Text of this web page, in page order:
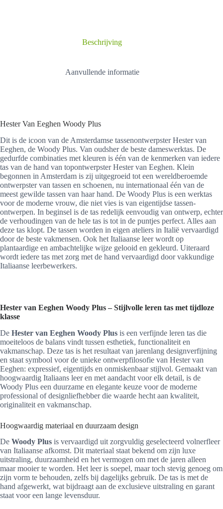
Beschrijving
Aanvullende informatie
Hester Van Eeghen Woody Plus
Dit is de icoon van de Amsterdamse tassenontwerpster Hester van
Eeghen, de Woody Plus. Van oudsher de beste dameswerktas. De
gedurfde combinaties met kleuren is één van de kenmerken van iedere
tas van de hand van topontwerpster Hester van Eeghen. Klein
begonnen in Amsterdam is zij uitgegroeid tot een wereldberoemde
ontwerpster van tassen en schoenen, nu internationaal één van de
meest gewilde tassen van haar hand. De Woody Plus is een werktas
voor de moderne vrouw, die niet vies is van eigentijdse tassen-
ontwerpen. In beginsel is de tas redelijk eenvoudig van ontwerp, echter
de verhoudingen van de hele tas is tot in de puntjes perfect. Alles aan
deze tas klopt. De tassen worden in eigen ateliers in Italië vervaardigd
door de beste vakmensen. Ook het Italiaanse leer wordt op
plantaardige en ambachtelijke wijze gelooid en gekleurd. Uiteraard
wordt iedere tas met zorg met de hand vervaardigd door vakkundige
Italiaanse leerbewerkers.
Hester van Eeghen Woody Plus – Stijlvolle leren tas met tijdloze
klasse
De Hester van Eeghen Woody Plus is een verfijnde leren tas die
moeiteloos de balans vindt tussen esthetiek, functionaliteit en
vakmanschap. Deze tas is het resultaat van jarenlang designverfijning
en staat symbool voor de unieke ontwerpfilosofie van Hester van
Eeghen: expressief, eigentijds en onmiskenbaar stijlvol. Gemaakt van
hoogwaardig Italiaans leer en met aandacht voor elk detail, is de
Woody Plus een duurzame en elegante keuze voor de moderne
professional of designliefhebber die waarde hecht aan kwaliteit,
originaliteit en vakmanschap.
Hoogwaardig materiaal en duurzaam design
De Woody Plus is vervaardigd uit zorgvuldig geselecteerd volnerfleer
van Italiaanse afkomst. Dit materiaal staat bekend om zijn luxe
uitstraling, duurzaamheid en het vermogen om met de jaren alleen
maar mooier te worden. Het leer is soepel, maar toch stevig genoeg om
zijn vorm te behouden, zelfs bij dagelijks gebruik. De tas is met de
hand afgewerkt, wat bijdraagt aan de exclusieve uitstraling en garant
staat voor een lange levensduur.